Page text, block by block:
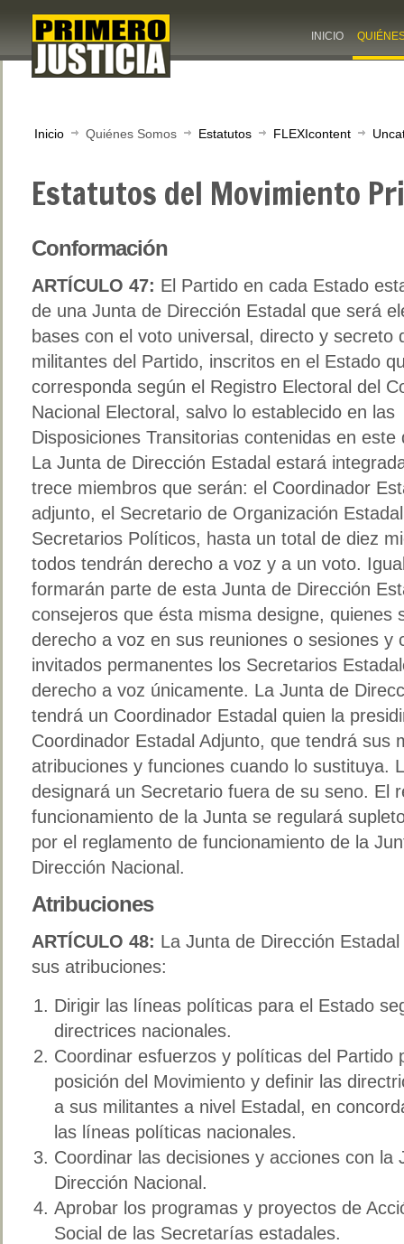
INICIO
Inicio Quiénes Somos Estatutos FLEXIcontent
Estatutos del Movimiento
Conformación
ARTÍCULO 47: El Partido en cada Estado
de una Junta de Dirección Estadal que será
bases con el voto universal, directo y secreto
militantes del Partido, inscritos en el Estado
corresponda según el Registro Electoral del
Nacional Electoral, salvo lo establecido en las
Disposiciones Transitorias contenidas en este
La Junta de Dirección Estadal estará
trece miembros que serán: el Coordinador
adjunto, el Secretario de Organización
Secretarios Políticos, hasta un total de diez
todos tendrán derecho a voz y a un voto.
formarán parte de esta Junta de Dirección
consejeros que ésta misma designe, quienes
derecho a voz en sus reuniones o sesiones y
invitados permanentes los Secretarios
derecho a voz únicamente. La Junta de
tendrá un Coordinador Estadal quien la
Coordinador Estadal Adjunto, que tendrá sus
atribuciones y funciones cuando lo sustituya.
designará un Secretario fuera de su seno. El
funcionamiento de la Junta se regulará
por el reglamento de funcionamiento de la
Dirección Nacional.
Atribuciones
ARTÍCULO 48: La Junta de Dirección
sus atribuciones:
Dirigir las líneas políticas para el Estado
directrices nacionales.
Coordinar esfuerzos y políticas del Partido
posición del Movimiento y definir las
a sus militantes a nivel Estadal, en
las líneas políticas nacionales.
Coordinar las decisiones y acciones con la
Dirección Nacional.
Aprobar los programas y proyectos de
Social de las Secretarías estadales.